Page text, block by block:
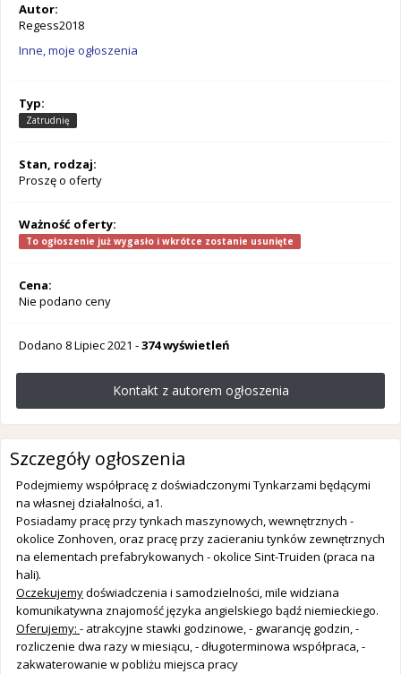
Autor:
Regess2018
Inne, moje ogłoszenia
Typ:
Zatrudnię
Stan, rodzaj:
Proszę o oferty
Ważność oferty:
To ogłoszenie już wygasło i wkrótce zostanie usunięte
Cena:
Nie podano ceny
Dodano 8 Lipiec 2021 -374 wyświetleń
Kontakt z autorem ogłoszenia
Szczegóły ogłoszenia
Podejmiemy współpracę z doświadczonymi Tynkarzami będącymi
na własnej działalności, a1.
Posiadamy pracę przy tynkach maszynowych, wewnętrznych -
okolice Zonhoven, oraz pracę przy zacieraniu tynków zewnętrznych
na elementach prefabrykowanych - okolice Sint-Truiden (praca na
hali).
Oczekujemydoświadczenia i samodzielności, mile widziana
komunikatywna znajomość języka angielskiego bądź niemieckiego.
Oferujemy: - atrakcyjne stawki godzinowe, - gwarancję godzin, -
rozliczenie dwa razy w miesiącu, - długoterminowa współpraca, -
zakwaterowanie w pobliżu miejsca pracy